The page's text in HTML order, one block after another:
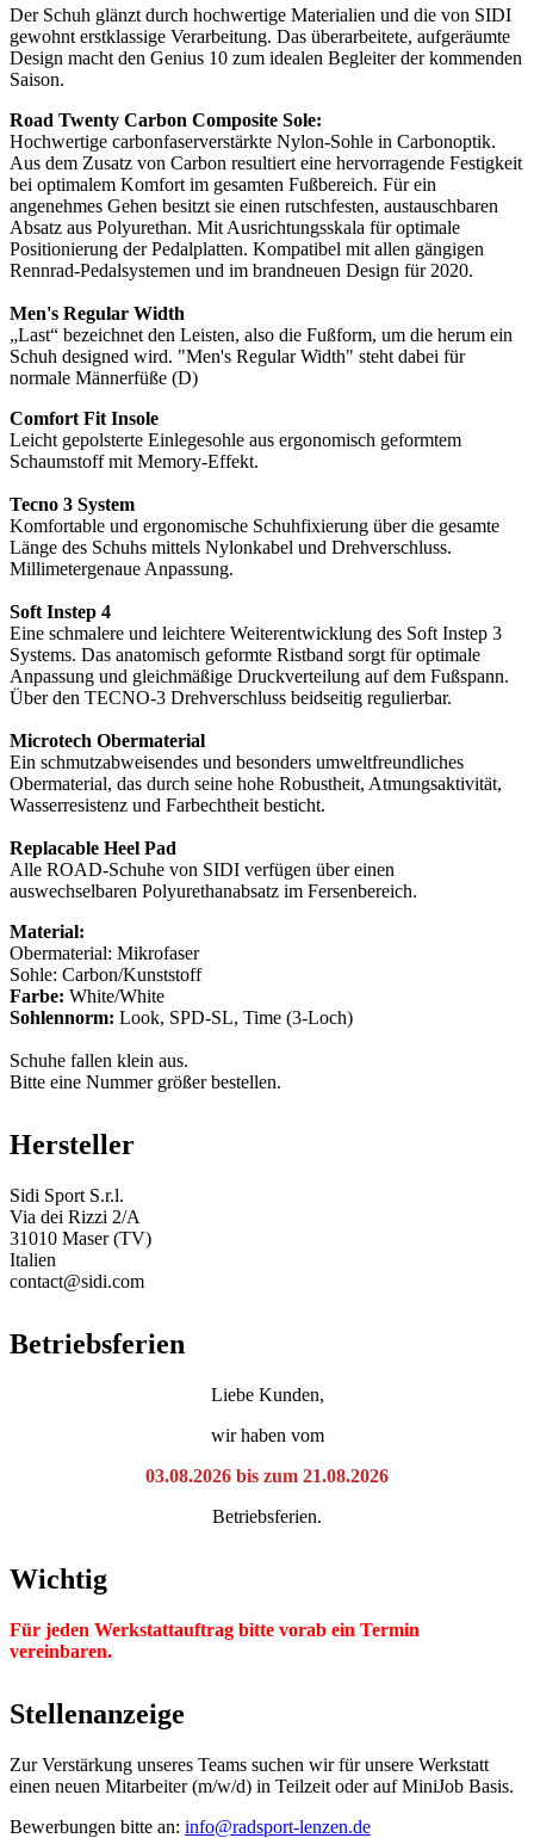
Der Schuh glänzt durch hochwertige Materialien und die von SIDI
gewohnt erstklassige Verarbeitung. Das überarbeitete, aufgeräumte
Design macht den Genius 10 zum idealen Begleiter der kommenden
Saison.
Road Twenty Carbon Composite Sole:
Hochwertige carbonfaserverstärkte Nylon-Sohle in Carbonoptik.
Aus dem Zusatz von Carbon resultiert eine hervorragende Festigkeit
bei optimalem Komfort im gesamten Fußbereich. Für ein
angenehmes Gehen besitzt sie einen rutschfesten, austauschbaren
Absatz aus Polyurethan. Mit Ausrichtungsskala für optimale
Positionierung der Pedalplatten. Kompatibel mit allen gängigen
Rennrad-Pedalsystemen und im brandneuen Design für 2020.
Men's Regular Width
„Last“ bezeichnet den Leisten, also die Fußform, um die herum ein
Schuh designed wird. "Men's Regular Width" steht dabei für
normale Männerfüße (D)
Comfort Fit Insole
Leicht gepolsterte Einlegesohle aus ergonomisch geformtem
Schaumstoff mit Memory-Effekt.
Tecno 3 System
Komfortable und ergonomische Schuhfixierung über die gesamte
Länge des Schuhs mittels Nylonkabel und Drehverschluss.
Millimetergenaue Anpassung.
Soft Instep 4
Eine schmalere und leichtere Weiterentwicklung des Soft Instep 3
Systems. Das anatomisch geformte Ristband sorgt für optimale
Anpassung und gleichmäßige Druckverteilung auf dem Fußspann.
Über den TECNO-3 Drehverschluss beidseitig regulierbar.
Microtech Obermaterial
Ein schmutzabweisendes und besonders umweltfreundliches
Obermaterial, das durch seine hohe Robustheit, Atmungsaktivität,
Wasserresistenz und Farbechtheit besticht.
Replacable Heel Pad
Alle ROAD-Schuhe von SIDI verfügen über einen
auswechselbaren Polyurethanabsatz im Fersenbereich.
Material:
Obermaterial: Mikrofaser
Sohle: Carbon/Kunststoff
Farbe: White/White
Sohlennorm: Look, SPD-SL, Time (3-Loch)
Schuhe fallen klein aus.
Bitte eine Nummer größer bestellen.
Hersteller
Sidi Sport S.r.l.
Via dei Rizzi 2/A
31010 Maser (TV)
Italien
contact@sidi.com
Betriebsferien
Liebe Kunden,
wir haben vom
03.08.2026 bis zum 21.08.2026
Betriebsferien.
Wichtig
Für jeden Werkstattauftrag bitte vorab ein Termin
vereinbaren.
Stellenanzeige
Zur Verstärkung unseres Teams suchen wir für unsere Werkstatt
einen neuen Mitarbeiter (m/w/d) in Teilzeit oder auf MiniJob Basis.
Bewerbungen bitte an: info@radsport-lenzen.de